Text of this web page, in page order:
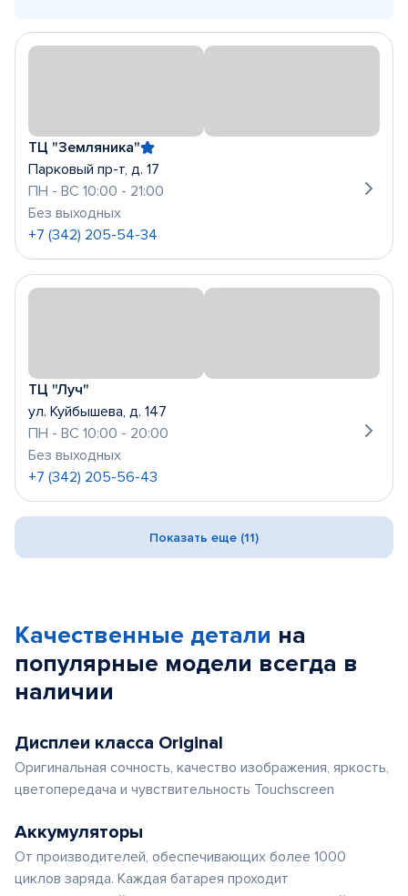
ТЦ "Земляника"
Парковый пр-т, д. 17
ПН - ВС 10:00 - 21:00
Без выходных
+7 (342) 205-54-34
ТЦ "Луч"
ул. Куйбышева, д. 147
ПН - ВС 10:00 - 20:00
Без выходных
+7 (342) 205-56-43
Показать еще (11)
Качественные детали на
популярные модели всегда в
наличии
Дисплеи класса Original
Оригинальная сочность, качество изображения, яркость,
цветопередача и чувствительность Touchscreen
Аккумуляторы
От производителей, обеспечивающих более 1000
циклов заряда. Каждая батарея проходит